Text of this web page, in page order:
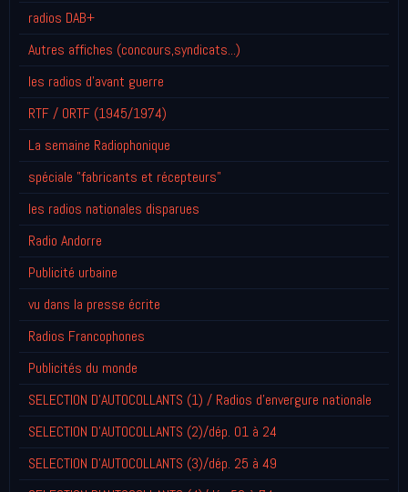
radios DAB+
Autres affiches (concours,syndicats...)
les radios d'avant guerre
RTF / ORTF (1945/1974)
La semaine Radiophonique
spéciale "fabricants et récepteurs"
les radios nationales disparues
Radio Andorre
Publicité urbaine
vu dans la presse écrite
Radios Francophones
Publicités du monde
SELECTION D'AUTOCOLLANTS (1) / Radios d'envergure nationale
SELECTION D'AUTOCOLLANTS (2)/dép. 01 à 24
SELECTION D'AUTOCOLLANTS (3)/dép. 25 à 49